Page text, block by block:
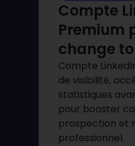
Compte
Premium
change
Compte
de visibilité,
statistiques
pour booster
prospection et
professionnel.